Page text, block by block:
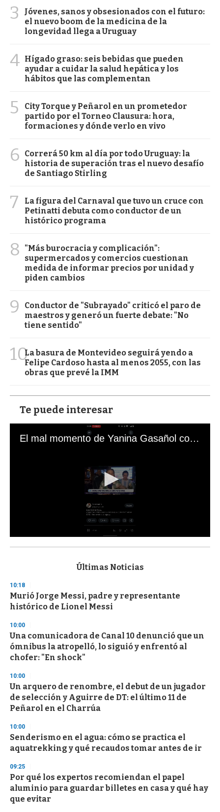
3
Jóvenes, sanos y obsesionados con el futuro:
el nuevo boom de la medicina de la
longevidad llega a Uruguay
4 Hígado graso: seis bebidas que pueden
ayudar a cuidar la salud hepática y los
hábitos que las complementan
5
City Torque y Peñarol en un prometedor
partido por el Torneo Clausura: hora,
formaciones y dónde verlo en vivo
6
Correrá 50 km al día por todo Uruguay: la
historia de superación tras el nuevo desafío
de Santiago Stirling
7
La figura del Carnaval que tuvo un cruce con
Petinatti debuta como conductor de un
histórico programa
8
"Más burocracia y complicación":
supermercados y comercios cuestionan
medida de informar precios por unidad y
piden cambios
9
Conductor de "Subrayado" criticó el paro de
maestros y generó un fuerte debate: "No
tiene sentido"
10La basura de Montevideo seguirá yendo a
Felipe Cardoso hasta al menos 2055, con las
obras que prevé la IMM
Te puede interesar
El mal momento de Yanina Gasañol con un hincha argentino en "Subrayado"
s
d
s
o
f
3
s
e
c
o
d
s
Últimas Noticias
10:18
Murió Jorge Messi, padre y representante
histórico de Lionel Messi
10:00
Una comunicadora de Canal 10 denunció que un
ómnibus la atropelló, lo siguió y enfrentó al
chofer: "En shock"
10:00
Un arquero de renombre, el debut de un jugador
de selección y Aguirre de DT: el último 11 de
Peñarol en el Charrúa
10:00
Senderismo en el agua: cómo se practica el
aquatrekking y qué recaudos tomar antes de ir
09:25
Por qué los expertos recomiendan el papel
aluminio para guardar billetes en casa y qué hay
que evitar